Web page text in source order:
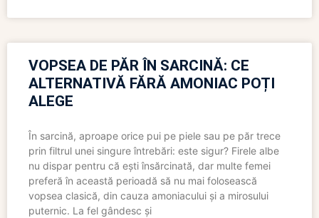
VOPSEA DE PĂR ÎN SARCINĂ: CE
ALTERNATIVĂ FĂRĂ AMONIAC POȚI
ALEGE
În sarcină, aproape orice pui pe piele sau pe păr trece
prin filtrul unei singure întrebări: este sigur? Firele albe
nu dispar pentru că ești însărcinată, dar multe femei
preferă în această perioadă să nu mai folosească
vopsea clasică, din cauza amoniacului și a mirosului
puternic. La fel gândesc și